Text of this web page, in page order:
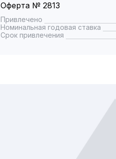
Оферта № 2813
Привлечено
Номинальная годовая ставка
Срок привлечения